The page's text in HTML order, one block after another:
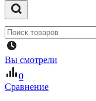
Вы смотрели
0
Сравнение